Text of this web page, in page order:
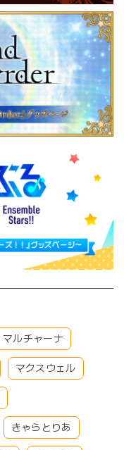
マルチャーナ
マクスウェル
きゃらとりあ